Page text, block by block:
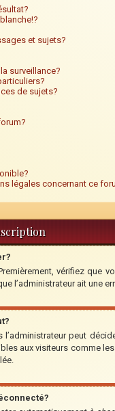
et sujets?
surveillance?
de sujets?
légales concernant ce
vérifiez que
l’administrateur ait une
peut
aux visiteurs comme